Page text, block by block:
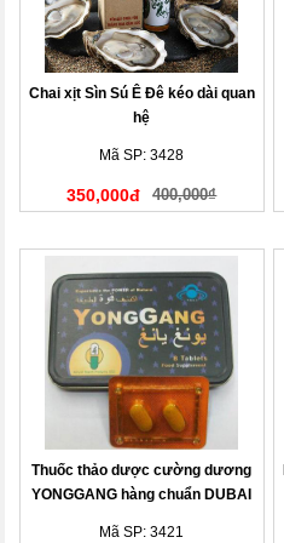
Chai xịt Sìn Sú Ê Đê kéo dài quan
hệ
Mã SP: 3428
350,000đ 400,000₫
Thuốc thảo dược cường dương
YONGGANG hàng chuẩn DUBAI
Mã SP: 3421